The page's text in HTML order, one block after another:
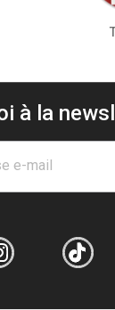
à la
e-mail